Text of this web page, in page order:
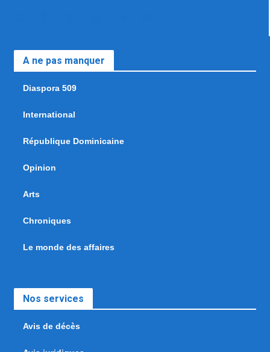
A ne pas manquer
Diaspora 509
International
République Dominicaine
Opinion
Arts
Chroniques
Le monde des affaires
Nos services
Avis de décès